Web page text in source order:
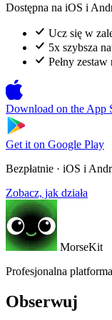
Dostępna na iOS i
Ucz się w
5x szybsza
Pełny
Download on the App
Get it on Google Play
Bezpłatnie · iOS i
Zobacz, jak działa
MorseKit
Profesjonalna
Obserwuj